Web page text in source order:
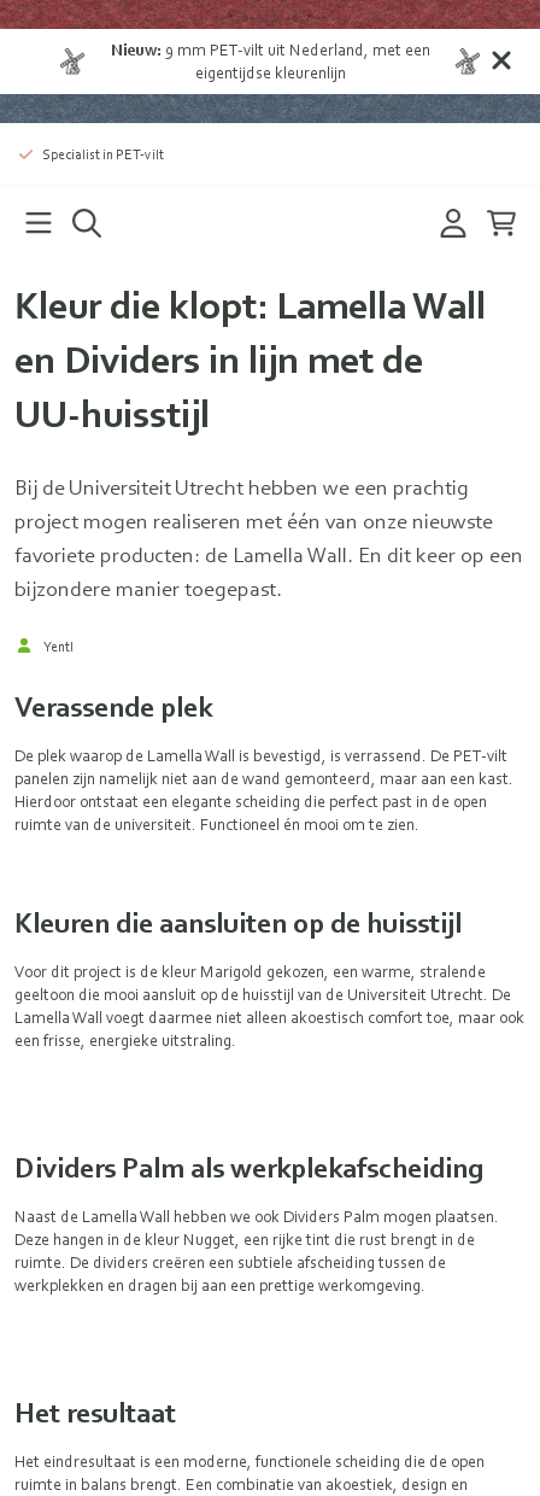
Nieuw: 9 mm PET-vilt uit Nederland , met een
eigentijdse kleurenlijn
Specialist in PET-vilt
Kleur die klopt: Lamella Wall
en Dividers in lijn met de
UU‑huisstijl
Bij de Universiteit Utrecht hebben we een prachtig
project mogen realiseren met één van onze nieuwste
favoriete producten: de Lamella Wall. En dit keer op een
bijzondere manier toegepast.
Yentl
Verassende plek
De plek waarop de Lamella Wall is bevestigd, is verrassend. De PET-vilt
panelen zijn namelijk niet aan de wand gemonteerd, maar aan een kast.
Hierdoor ontstaat een elegante scheiding die perfect past in de open
ruimte van de universiteit. Functioneel én mooi om te zien.
Kleuren die aansluiten op de huisstijl
Voor dit project is de kleur Marigold gekozen, een warme, stralende
geeltoon die mooi aansluit op de huisstijl van de Universiteit Utrecht. De
Lamella Wall voegt daarmee niet alleen akoestisch comfort toe, maar ook
een frisse, energieke uitstraling.
Dividers Palm als werkplekafscheiding
Naast de Lamella Wall hebben we ook Dividers Palm mogen plaatsen.
Deze hangen in de kleur Nugget, een rijke tint die rust brengt in de
ruimte. De dividers creëren een subtiele afscheiding tussen de
werkplekken en dragen bij aan een prettige werkomgeving.
Het resultaat
Het eindresultaat is een moderne, functionele scheiding die de open
ruimte in balans brengt. Een combinatie van akoestiek, design en